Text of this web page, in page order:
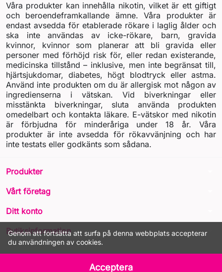
Genom att fortsätta att surfa på denna webbplats accepterar
du användningen av cookies.
Acceptera
Våra produkter kan innehålla nikotin, vilket är ett giftigt
och beroendeframkallande ämne. Våra produkter är
endast avsedda för etablerade rökare i laglig ålder och
ska inte användas av icke-rökare, barn, gravida
kvinnor, kvinnor som planerar att bli gravida eller
personer med förhöjd risk för, eller redan existerande,
medicinska tillstånd – inklusive, men inte begränsat till,
hjärtsjukdomar, diabetes, högt blodtryck eller astma.
Använd inte produkten om du är allergisk mot någon av
ingredienserna i vätskan. Vid biverkningar eller
misstänkta biverkningar, sluta använda produkten
omedelbart och kontakta läkare. E-vätskor med nikotin
är förbjudna för minderåriga under 18 år. Våra
produkter är inte avsedda för rökavvänjning och har
inte testats eller godkänts som sådana.
Produkter
Vårt företag
Ditt konto
Butiksinformation arrow_drop_down
© 2026 - LIQUA Online™